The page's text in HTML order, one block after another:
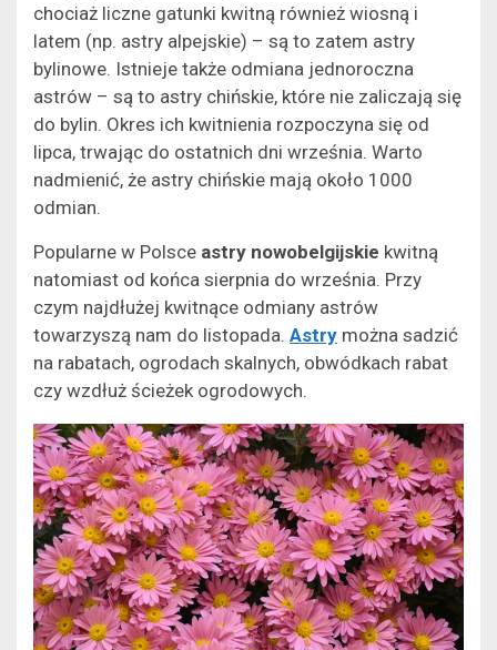
chociaż liczne gatunki kwitną również wiosną i
latem (np. astry alpejskie) – są to zatem astry
bylinowe. Istnieje także odmiana jednoroczna
astrów – są to astry chińskie, które nie zaliczają się
do bylin. Okres ich kwitnienia rozpoczyna się od
lipca, trwając do ostatnich dni września. Warto
nadmienić, że astry chińskie mają około 1000
odmian.
Popularne w Polsce astry nowobelgijskie kwitną
natomiast od końca sierpnia do września. Przy
czym najdłużej kwitnące odmiany astrów
towarzyszą nam do listopada. Astry można sadzić
na rabatach, ogrodach skalnych, obwódkach rabat
czy wzdłuż ścieżek ogrodowych.